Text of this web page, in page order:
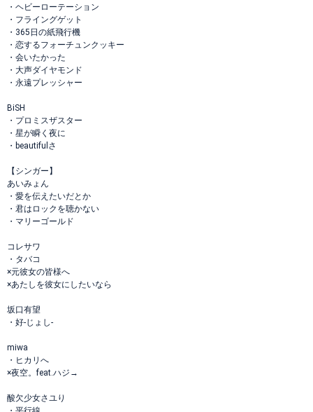
・ヘビーローテーション
・フライングゲット
・365日の紙飛行機
・恋するフォーチュンクッキー
・会いたかった
・大声ダイヤモンド
・永遠プレッシャー
BiSH
・プロミスザスター
・星が瞬く夜に
・beautifulさ
【シンガー】
あいみょん
・愛を伝えたいだとか
・君はロックを聴かない
・マリーゴールド
コレサワ
・タバコ
×元彼女の皆様へ
×あたしを彼女にしたいなら
坂口有望
・好-じょし-
miwa
・ヒカリへ
×夜空。feat.ハジ→
酸欠少女さユり